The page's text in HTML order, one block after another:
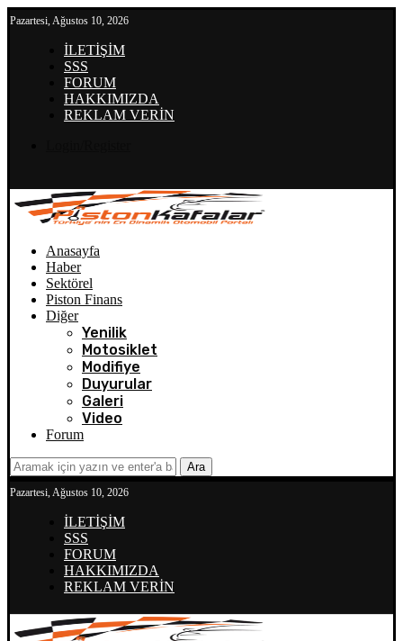
Pazartesi, Ağustos 10, 2026
İLETİŞİM
SSS
FORUM
HAKKIMIZDA
REKLAM VERİN
Anasayfa
Haber
Sektörel
Piston Finans
Diğer
Yenilik
Motosiklet
Modifiye
Duyurular
Galeri
Video
Forum
Ara
Pazartesi, Ağustos 10, 2026
İLETİŞİM
SSS
FORUM
HAKKIMIZDA
REKLAM VERİN